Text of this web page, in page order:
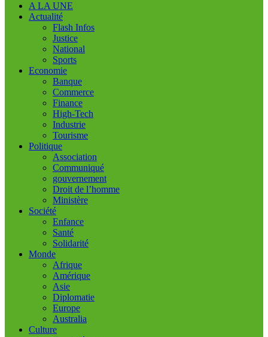
A LA UNE
Actualité
Flash Infos
Justice
National
Sports
Economie
Banque
Commerce
Finance
High-Tech
Industrie
Tourisme
Politique
Association
Communiqué
gouvernement
Droit de l’homme
Ministère
Société
Enfance
Santé
Solidarité
Monde
Afrique
Amérique
Asie
Diplomatie
Europe
Australia
Culture